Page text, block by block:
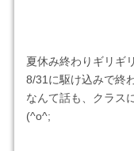
夏休み終わりギリギ
8/31に駆け込みで終
なんて話も、クラス
(^о^;ゞ